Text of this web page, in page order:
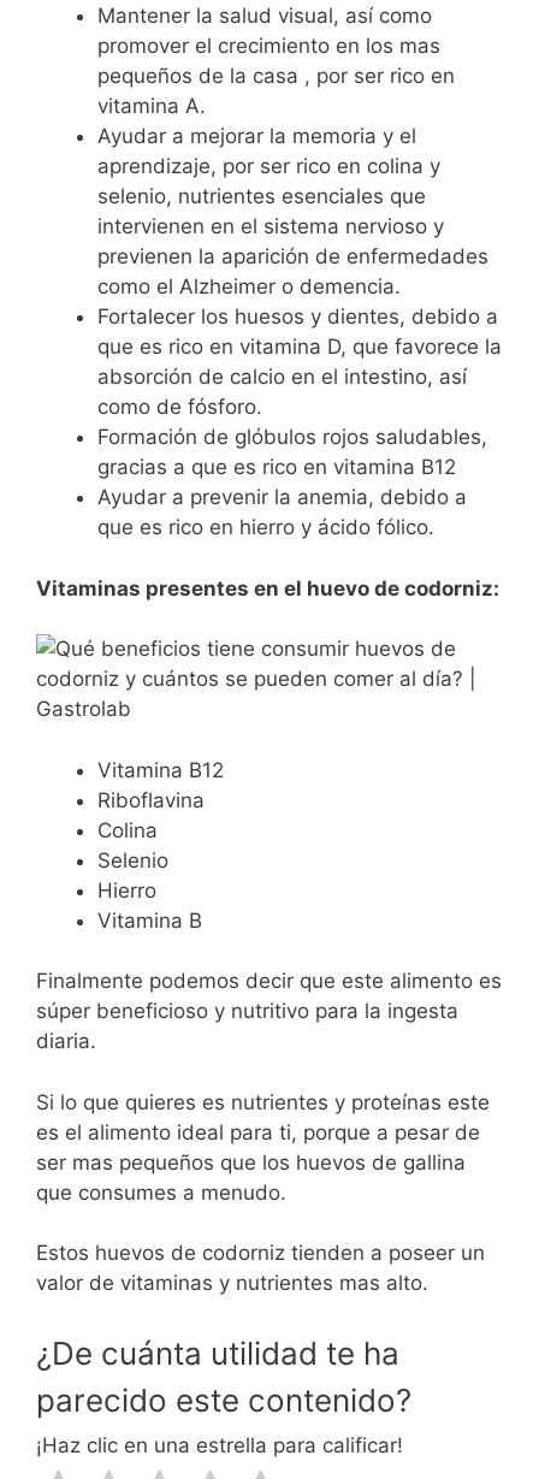
Mantener la salud visual, así como
promover el crecimiento en los mas
pequeños de la casa , por ser rico en
vitamina A.
Ayudar a mejorar la memoria y el
aprendizaje, por ser rico en colina y
selenio, nutrientes esenciales que
intervienen en el sistema nervioso y
previenen la aparición de enfermedades
como el Alzheimer o demencia.
Fortalecer los huesos y dientes, debido a
que es rico en vitamina D, que favorece la
absorción de calcio en el intestino, así
como de fósforo.
Formación de glóbulos rojos saludables,
gracias a que es rico en vitamina B12
Ayudar a prevenir la anemia, debido a
que es rico en hierro y ácido fólico.
Vitaminas presentes en el huevo de codorniz:
Vitamina B12
Riboflavina
Colina
Selenio
Hierro
Vitamina B
Finalmente podemos decir que este alimento es
súper beneficioso y nutritivo para la ingesta
diaria.
Si lo que quieres es nutrientes y proteínas este
es el alimento ideal para ti, porque a pesar de
ser mas pequeños que los huevos de gallina
que consumes a menudo.
Estos huevos de codorniz tienden a poseer un
valor de vitaminas y nutrientes mas alto.
¿De cuánta utilidad te ha
parecido este contenido?
¡Haz clic en una estrella para calificar!